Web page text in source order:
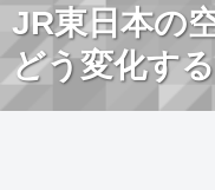
JR東日本の
どう変化す